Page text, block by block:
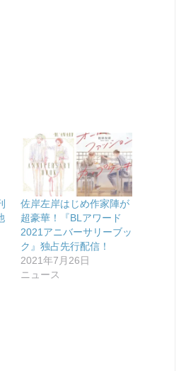
佐岸左岸はじめ作家陣が
超豪華！『BLアワード
2021アニバーサリーブッ
ク』独占先行配信！
2021年7月26日
ニュース